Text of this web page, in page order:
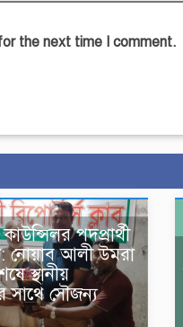
the next time I comment.
পদপ্রার্থী
নোয়াব আলী উমরা
স্থানীয়
সাথে সৌজন্য